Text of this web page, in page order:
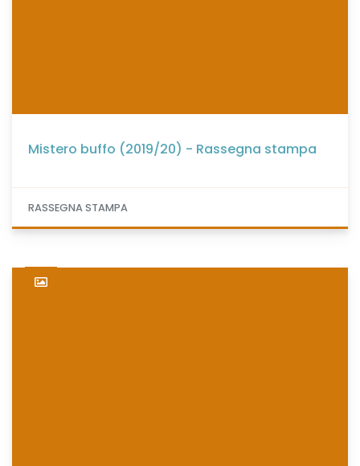
Mistero buffo (2019/20) - Rassegna stampa
RASSEGNA STAMPA